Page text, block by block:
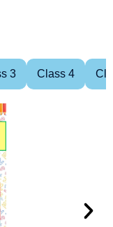
3 Class 4